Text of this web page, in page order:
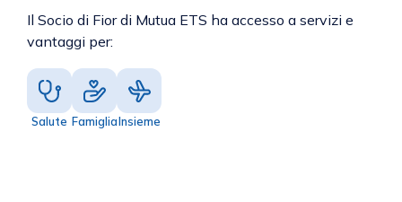
Il Socio di Fior di Mutua ETS ha accesso a servizi e
vantaggi per:
Salute FamigliaInsieme